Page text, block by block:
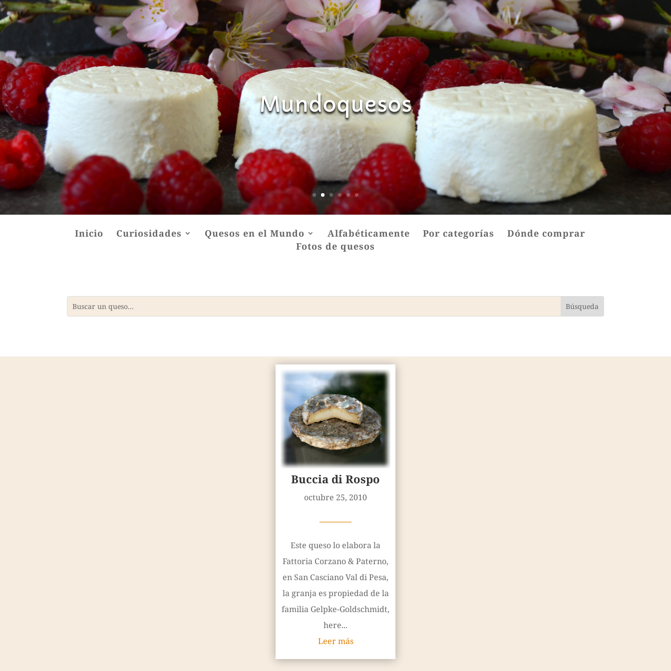
Mundoquesos
Inicio Curiosidades Quesos en el Mundo Alfabéticamente Por categorías
Dónde comprar
Fotos de quesos
Buccia di Rospo
octubre 25, 2010
————
Este queso lo elabora la
Fattoria Corzano & Paterno,
en San Casciano Val di Pesa,
la granja es propiedad de la
familia Gelpke-Goldschmidt,
here...
Leer más